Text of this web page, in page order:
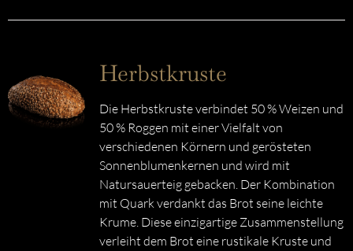
Herbstkruste
Die Herbstkruste verbindet 50 % Weizen und
50 % Roggen mit einer Vielfalt von
verschiedenen Körnern und gerösteten
Sonnenblumenkernen und wird mit
Natursauerteig gebacken. Der Kombination
mit Quark verdankt das Brot seine leichte
Krume. Diese einzigartige Zusammenstellung
verleiht dem Brot eine rustikale Kruste und